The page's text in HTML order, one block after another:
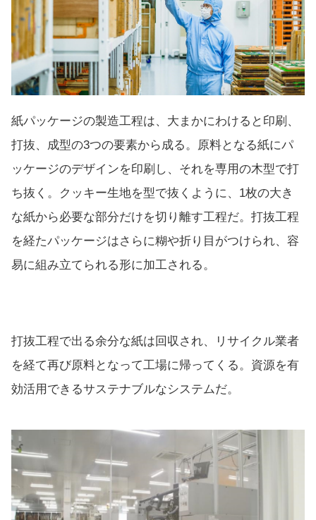
紙パッケージの製造工程は、大まかにわけると印刷、
打抜、成型の3つの要素から成る。原料となる紙にパ
ッケージのデザインを印刷し、それを専用の木型で打
ち抜く。クッキー生地を型で抜くように、1枚の大き
な紙から必要な部分だけを切り離す工程だ。打抜工程
を経たパッケージはさらに糊や折り目がつけられ、容
易に組み立てられる形に加工される。
打抜工程で出る余分な紙は回収され、リサイクル業者
を経て再び原料となって工場に帰ってくる。資源を有
効活用できるサステナブルなシステムだ。